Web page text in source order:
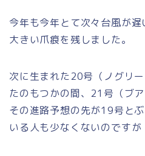
今年も今年とて次々台風が
大きい爪痕を残しました。
次に生まれた20号（ノグリ
たのもつかの間、21号（ブア
その進路予想の先が19号と
いる人も少なくないのですが